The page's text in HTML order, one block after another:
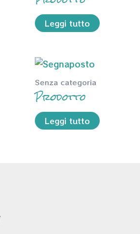
Leggi tutto
Senza categoria
Prodotto
Leggi tutto